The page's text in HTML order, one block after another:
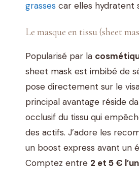
grasses car elles hydratent
Le masque en tissu (sheet
Popularisé par la
sheet mask est imbibé de
pose directement sur le
principal avantage réside
occlusif du tissu qui
des actifs. J’adore les
un boost express avant un
Comptez entre 2 et 5 €